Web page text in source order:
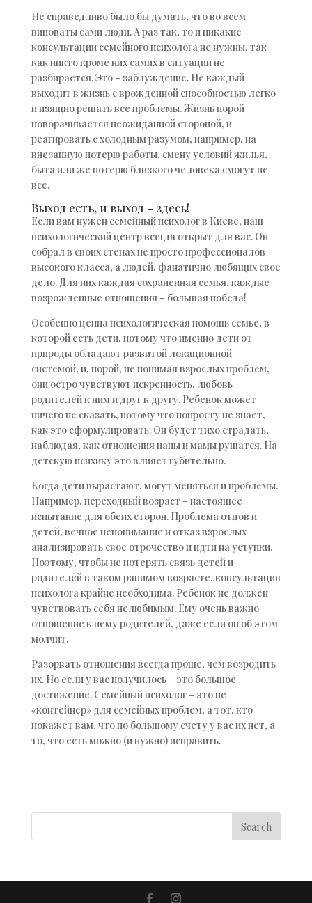
Не справедливо было бы думать, что во всем
виноваты сами люди. А раз так, то и никакие
консультации семейного психолога не нужны, так
как никто кроме них самих в ситуации не
разбирается. Это – заблуждение. Не каждый
выходит в жизнь с врожденной способностью легко
и изящно решать все проблемы. Жизнь порой
поворачивается неожиданной стороной, и
реагировать с холодным разумом, например, на
внезапную потерю работы, смену условий жилья,
быта или же потерю близкого человека смогут не
все.
Выход есть, и выход – здесь!
Если вам нужен семейный психолог в Киеве, наш
психологический центр всегда открыт для вас. Он
собрал в своих стенах не просто профессионалов
высокого класса, а людей, фанатично любящих свое
дело. Для них каждая сохраненная семья, каждые
возрожденные отношения – большая победа!
Особенно ценна психологическая помощь семье, в
которой есть дети, потому что именно дети от
природы обладают развитой локационной
системой, и, порой, не понимая взрослых проблем,
они остро чувствуют искренность, любовь
родителей к ним и друг к другу. Ребенок может
ничего не сказать, потому что попросту не знает,
как это сформулировать. Он будет тихо страдать,
наблюдая, как отношения папы и мамы рушатся. На
детскую психику это влияет губительно.
Когда дети вырастают, могут меняться и проблемы.
Например, переходный возраст – настоящее
испытание для обеих сторон. Проблема отцов и
детей, вечное непонимание и отказ взрослых
анализировать свое отрочество и идти на уступки.
Поэтому, чтобы не потерять связь детей и
родителей в таком ранимом возрасте, консультация
психолога крайне необходима. Ребенок не должен
чувствовать себя нелюбимым. Ему очень важно
отношение к нему родителей, даже если он об этом
молчит.
Разорвать отношения всегда проще, чем возродить
их. Но если у вас получилось – это большое
достижение. Семейный психолог – это не
«контейнер» для семейных проблем, а тот, кто
покажет вам, что по большому счету у вас их нет, а
то, что есть можно (и нужно) исправить.